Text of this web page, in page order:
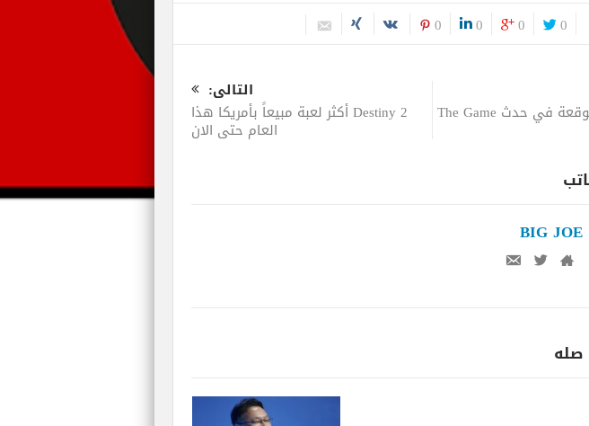
0
0
0
0
مفاجآت غير متوقعة في حدث The Game
التالى:
Destiny 2 أكثر لعبة مبيعاً بأمريكا هذا
العام حتى الان
BIG JOE
صله